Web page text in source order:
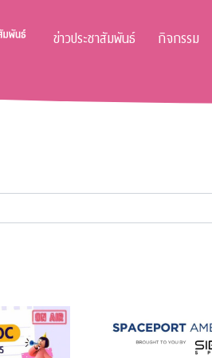
ข่าวประชาสัมพันธ์ กิจกรรม